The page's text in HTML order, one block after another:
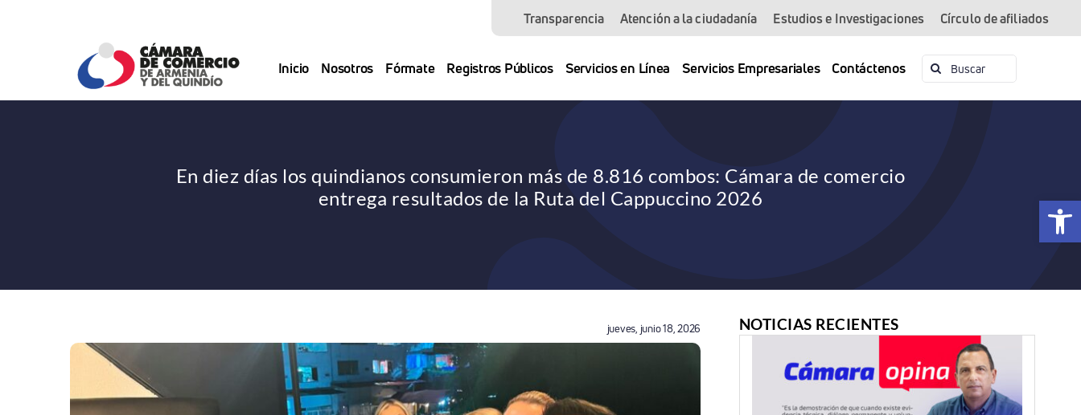
Abrir
Transparencia Atención a la ciudadanía Estudios e Investigaciones Círculo de afiliados
Inicio Nosotros Fórmate Registros Públicos Servicios en Línea Servicios Empresariales Contáctenos Buscar:
En diez días los quindianos consumieron más de 8.816 combos: Cámara de comercio
entrega resultados de la Ruta del Cappuccino 2026
jueves, junio 18, 2026 NOTICIAS RECIENTES